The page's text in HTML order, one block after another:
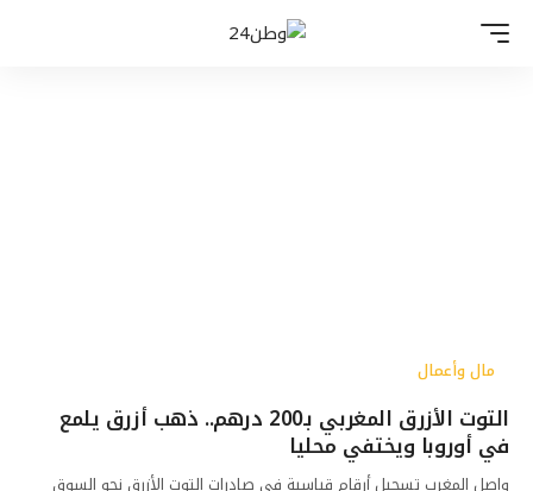
مال وأعمال
التوت الأزرق المغربي بـ200 درهم.. ذهب أزرق يلمع
في أوروبا ويختفي محليا
واصل المغرب تسجيل أرقام قياسية في صادرات التوت الأزرق نحو السوق